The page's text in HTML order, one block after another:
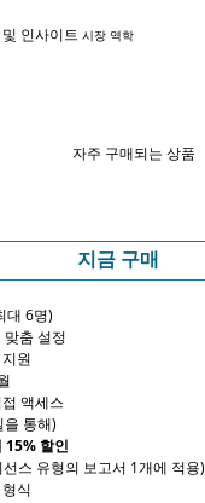
인사이트 시장 역학
자주 구매되는 상품
지금 구매
대 6명)
춤 설정
원
액세스
통해)
15% 할인
스 유형의 보고서 1개에 적용)
식